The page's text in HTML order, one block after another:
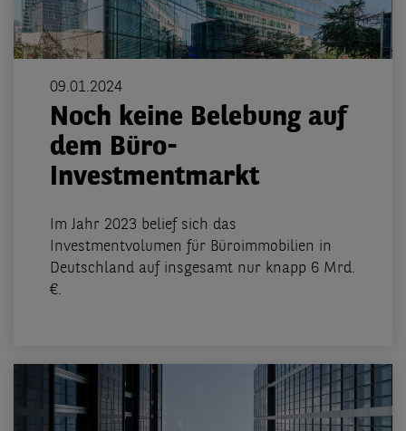
09.01.2024
Noch keine Belebung auf
dem Büro-
Investmentmarkt
Im Jahr 2023 belief sich das
Investmentvolumen für Büroimmobilien in
Deutschland auf insgesamt nur knapp 6 Mrd.
€.